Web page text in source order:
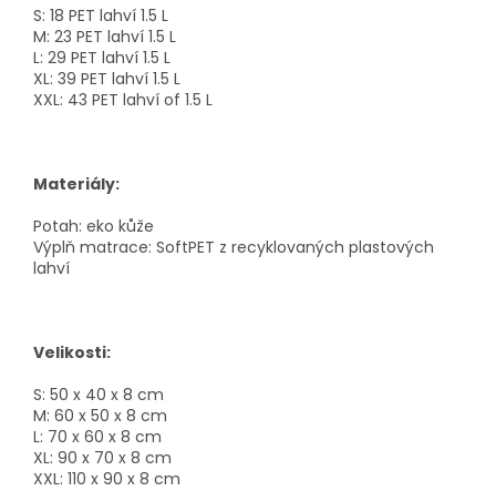
S: 18 PET lahví 1.5 L
M: 23 PET lahví 1.5 L
L: 29 PET lahví 1.5 L
XL: 39 PET lahví 1.5 L
XXL: 43 PET lahví of 1.5 L
Materiály:
Potah: eko kůže
Výplň matrace: SoftPET z recyklovaných plastových
lahví
Velikosti:
S: 50 x 40 x 8 cm
M: 60 x 50 x 8 cm
L: 70 x 60 x 8 cm
XL: 90 x 70 x 8 cm
XXL: 110 x 90 x 8 cm